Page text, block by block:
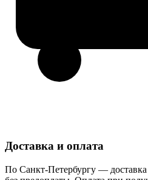
Доставка и оплата
По Санкт-Петербургу —